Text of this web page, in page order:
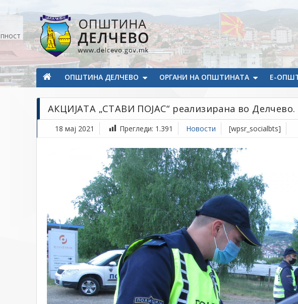
Општина Делчево
Општина Делчево
ОПШТИНА ДЕЛЧЕВО ОРГАНИ НА ОПШТИНАТА Е-
АКЦИЈАТА „СТАВИ ПОЈАС“ реализирана во Делчево.
18 мај 2021 Прегледи: 1.391 Новости [wpsr_socialbts]